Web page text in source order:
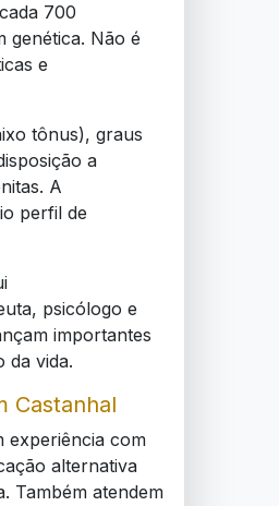
700
genética. Não é
e
tônus), graus
a
A
perfil de
psicólogo e
importantes
da vida.
Castanhal
experiência com
alternativa
Também atendem